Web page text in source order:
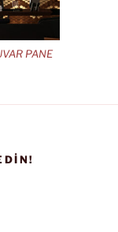
PANE